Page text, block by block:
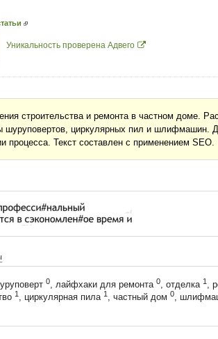
Уникальность проверена Адвего
строительства и ремонта в частном доме.
шуруповертов, циркулярных пил и шлифмашин.
процесса. Текст составлен с применением SEO.
0, лайфхаки для ремонта 0, отделка 1,
1 , циркулярная пила 1 , частный дом 0,